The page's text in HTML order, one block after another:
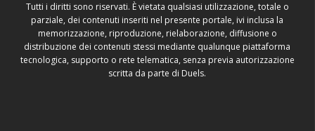
Tutti i diritti sono riservati. È vietata qualsiasi utilizzazione, totale o
parziale, dei contenuti inseriti nel presente portale, ivi inclusa la
memorizzazione, riproduzione, rielaborazione, diffusione o
distribuzione dei contenuti stessi mediante qualunque piattaforma
tecnologica, supporto o rete telematica, senza previa autorizzazione
scritta da parte di Duels.